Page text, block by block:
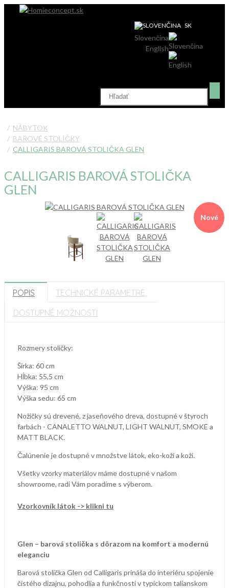
SK
Slovenčina
English
NÁBYTOK
BAROVÉ STOLIČKY
CALLIGARIS BAROVÁ STOLIČKA GLEN
CALLIGARIS BAROVÁ STOLIČKA
GLEN
Nové
POPIS
TECHNICKÉ PARAMETRE
DOSTUPNÉ MOŽNOSTI
Rozmery stoličky:
Šírka: 60 cm
Hĺbka: 55,5 cm
Výška: 95 cm
Výška sedu: 65 cm
Nožičky sú drevené, z jaseňového dreva, dostupné v štyroch
farbách - CANALETTO WALNUT, LIGHT WALNUT, SMOKE a
MATT BLACK.
Čalúnenie je dostupné v množstve látok, eko-koži a koži.
Všetky vzorky materiálov máme dostupné v našom
showroome, radi Vám poradíme s výberom.
Vzorkovník látok -> klikni tu
Glen – barová stolička s dôrazom na komfort a modernú
eleganciu
Barová stolička Glen od Calligaris prináša do interiéru spojenie
čistého dizajnu, pohodlia a funkčnosti v typickom talianskom